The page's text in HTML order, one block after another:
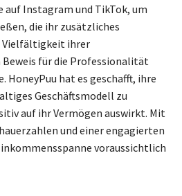
auf Instagram und TikTok, um
die ihr zusätzliches
Vielfältigkeit ihrer
für die Professionalität
HoneyPuu hat es geschafft, ihre
Geschäftsmodell zu
auf ihr Vermögen auswirkt. Mit
und einer engagierten
voraussichtlich